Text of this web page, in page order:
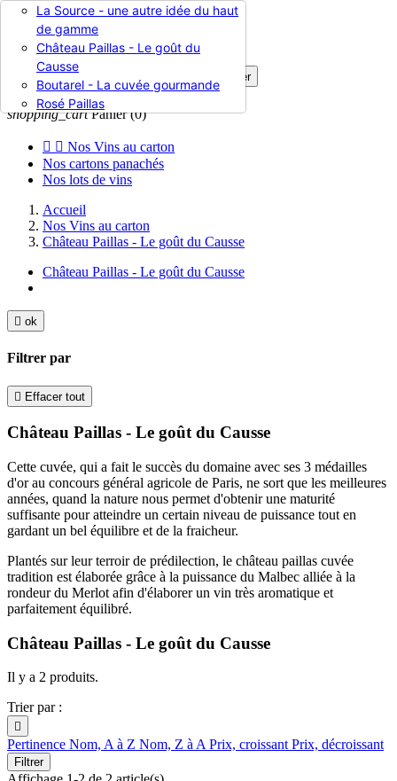
Rechercher
Connexion
shopping_cart Panier (0)
  Nos Vins au carton
La Source - une autre idée du haut
de gamme
Château Paillas - Le goût du
Causse
Boutarel - La cuvée gourmande
Rosé Paillas
Nos cartons panachés
Nos lots de vins
Accueil
Nos Vins au carton
Château Paillas - Le goût du Causse
Château Paillas - Le goût du Causse
 ok
Filtrer par
 Effacer tout
Château Paillas - Le goût du Causse
Cette cuvée, qui a fait le succès du domaine avec ses 3 médailles
d'or au concours général agricole de Paris, ne sort que les meilleures
années, quand la nature nous permet d'obtenir une maturité
suffisante pour atteindre un certain niveau de puissance tout en
gardant un bel équilibre et de la fraicheur.
Plantés sur leur terroir de prédilection, le château paillas cuvée
tradition est élaborée grâce à la puissance du Malbec alliée à la
rondeur du Merlot afin d'élaborer un vin très aromatique et
parfaitement équilibré.
Château Paillas - Le goût du Causse
Il y a 2 produits.
Trier par :

Pertinence Nom, A à Z Nom, Z à APrix, croissantPrix, décroissant
Filtrer